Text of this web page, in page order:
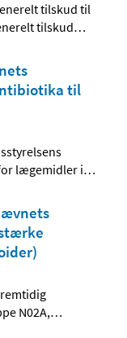
tilskud til
tilskud…
til
lægemidler i…
N02A,…